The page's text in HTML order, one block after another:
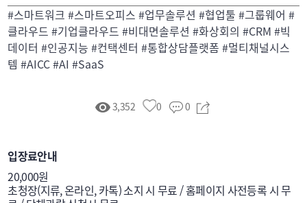
VOC 분석, 고객 데이터 기반 인사이트, AI 문서 처리,
보고서 요약, 회의록 자동화
- 워크 스페이스 & 인프라 시스템
스마트 오피스 설계, 가구, 공간 관리, 공유오피스
보안 시스템, 사무환경 유지·관리 서비스(클리닝, 공조
등), 사무 비품 자동화, IoT 기반 인프라
툴, 내부 커뮤니티 플랫폼, 인재관리, 교육·피드백
#스마트워크 #스마트오피스 #업무솔루션 #협업툴 #그룹웨어 #
클라우드 #기업클라우드 #비대면솔루션 #화상회의 #CRM #빅
데이터 #인공지능 #컨택센터 #통합상담플랫폼 #멀티채널시스
템 #AICC #AI #SaaS
3,352 0 0
입장료안내
20,000원
초청장(지류, 온라인, 카톡) 소지 시 무료 / 홈페이지 사전등록 시 무